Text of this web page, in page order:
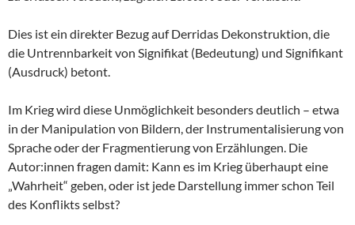
Dies ist ein direkter Bezug auf Derridas Dekonstruktion, die
die Untrennbarkeit von Signifikat (Bedeutung) und Signifikant
(Ausdruck) betont.
Im Krieg wird diese Unmöglichkeit besonders deutlich – etwa
in der Manipulation von Bildern, der Instrumentalisierung von
Sprache oder der Fragmentierung von Erzählungen. Die
Autor:innen fragen damit: Kann es im Krieg überhaupt eine
„Wahrheit“ geben, oder ist jede Darstellung immer schon Teil
des Konflikts selbst?